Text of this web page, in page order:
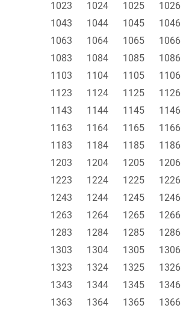
1023
1024 1025 1026
1043
1044 1045 1046
1063
1064 1065 1066
1083
1084 1085 1086
1103
1104 1105 1106
1123
1124 1125 1126
1143
1144 1145 1146
1163
1164 1165 1166
1183
1184 1185 1186
1203
1204 1205 1206
1223
1224 1225 1226
1243
1244 1245 1246
1263
1264 1265 1266
1283
1284 1285 1286
1303
1304 1305 1306
1323
1324 1325 1326
1343
1344 1345 1346
1363
1364 1365 1366